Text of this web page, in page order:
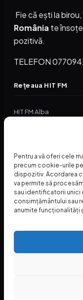
Pentru a vă oferi cele
precum cookie-urile
dispozitiv. Acordarea
va permite să
sau identificatorii unici
consimțământului sau
anumite funcționalități
Fie că ești la
România te
pozitivă.
TELEFON
Rețeaua HIT FM
HIT FM Alba
HIT FM Abrud
HIT FM Horezu
HIT FM Nehoiu
© 2026 Radio Hit FM —